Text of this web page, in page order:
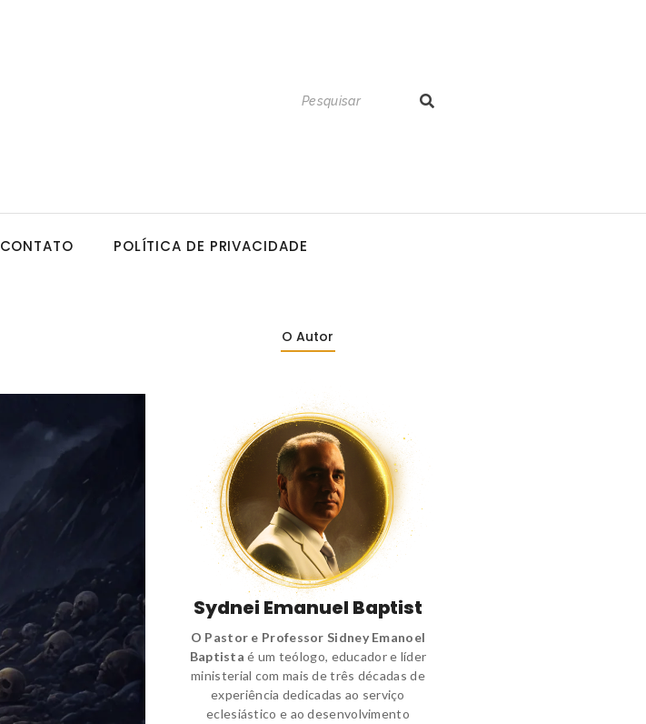
CONTATO POLÍTICA DE PRIVACIDADE
O Autor
Sydnei Emanuel Baptist
O Pastor e Professor Sidney Emanoel
Baptista é um teólogo, educador e líder
ministerial com mais de três décadas de
experiência dedicadas ao serviço
eclesiástico e ao desenvolvimento